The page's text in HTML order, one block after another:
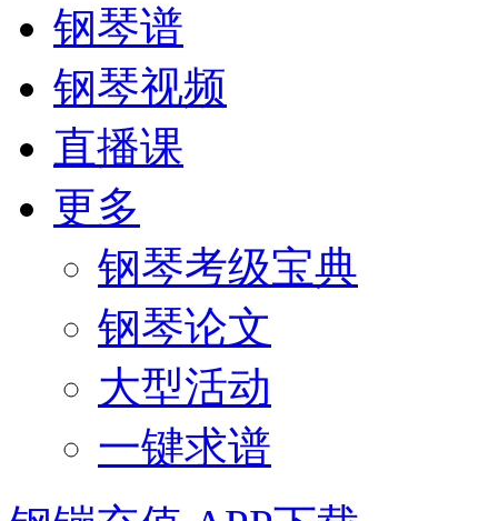
钢琴谱
钢琴视频
直播课
更多
钢琴考级宝典
钢琴论文
大型活动
一键求谱